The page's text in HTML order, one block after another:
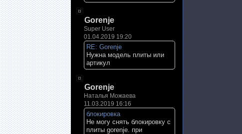
Gorenje
Super User
01.04.2019 19:20
RE: Gorenje
Нужна модель плиты или
артикул
Gorenje
Наталья Можаева
11.03.2019 16:16
блокировка
Не могу снять блокировку с
плиты gorenje. при